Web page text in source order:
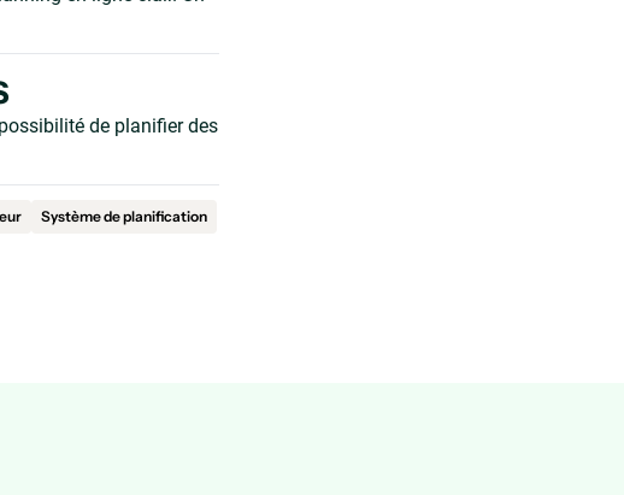
de planifier des
Système de planification